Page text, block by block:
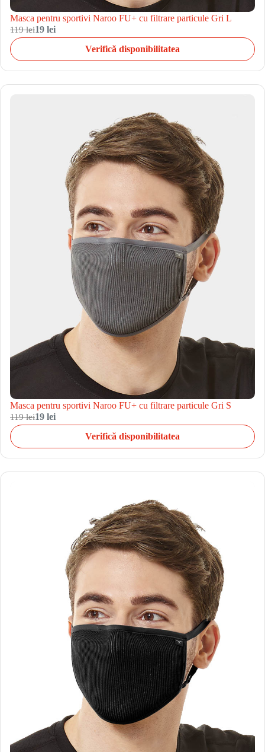
Masca pentru sportivi Naroo FU+ cu filtrare particule Gri L
119 lei19 lei
Verifică disponibilitatea
Masca pentru sportivi Naroo FU+ cu filtrare particule Gri S
119 lei19 lei
Verifică disponibilitatea